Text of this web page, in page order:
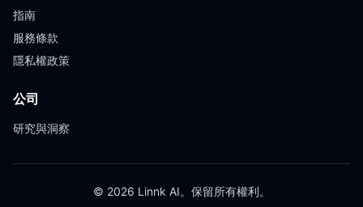
指南
服務條款
隱私權政策
公司
研究與洞察
© 2026 Linnk AI。保留所有權利。